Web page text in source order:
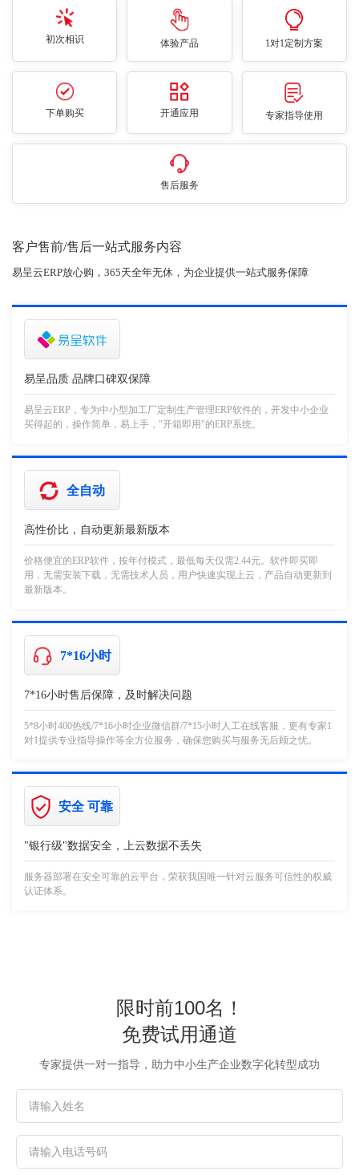
初次相识 体验产品 1对1定制方案
下单购买 开通应用 专家指导使用
售后服务
客户售前/售后一站式服务内容
易呈云ERP放心购，365天全年无休，为企业提供一站式服务保障
易呈品质 品牌口碑双保障
易呈云ERP，专为中小型加工厂定制生产管理ERP软件的，开发中小企业
买得起的，操作简单，易上手，"开箱即用"的ERP系统。
全自动
高性价比，自动更新最新版本
价格便宜的ERP软件，按年付模式，最低每天仅需2.44元。软件即买即
用，无需安装下载，无需技术人员，用户快速实现上云，产品自动更新到
最新版本。
7*16小时
7*16小时售后保障，及时解决问题
5*8小时400热线/7*16小时企业微信群/7*15小时人工在线客服，更有专家1
对1提供专业指导操作等全方位服务，确保您购买与服务无后顾之忧。
安全 可靠
"银行级"数据安全，上云数据不丢失
服务器部署在安全可靠的云平台，荣获我国唯一针对云服务可信性的权威
认证体系。
限时前100名！
免费试用通道
专家提供一对一指导，助力中小生产企业数字化转型成功